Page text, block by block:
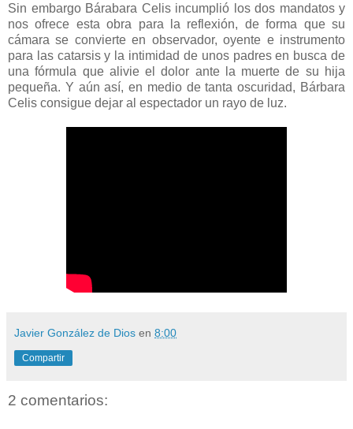
Sin embargo Bárabara Celis incumplió los dos mandatos y
nos ofrece esta obra para la reflexión, de forma que su
cámara se convierte en observador, oyente e instrumento
para las catarsis y la intimidad de unos padres en busca de
una fórmula que alivie el dolor ante la muerte de su hija
pequeña. Y aún así, en medio de tanta oscuridad, Bárbara
Celis consigue dejar al espectador un rayo de luz.
Javier González de Dios en 8:00
Compartir
2 comentarios: